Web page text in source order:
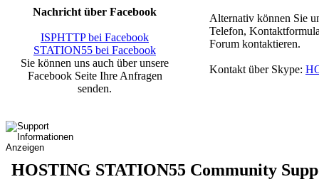
Nachricht über Facebook
ISPHTTP bei Facebook
STATION55 bei Facebook
Sie können uns auch über unsere
Facebook Seite Ihre Anfragen
senden.
Alternativ können Sie
Telefon,
Forum kontaktieren.
Kontakt über Skype:
HOSTING STATION55 Community